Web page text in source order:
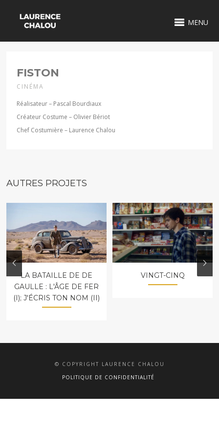
MENU
1 / 2
FISTON
CINÉMA
Réalisateur – Pascal Bourdiaux
Créateur Costume – Olivier Bériot
Chef Costumière – Laurence Chalou
AUTRES PROJETS
LA BATAILLE DE DE
GAULLE : L'ÂGE DE FER
(I); J'ÉCRIS TON NOM (II)
VINGT-CINQ
© COPYRIGHT LAURENCE CHALOU
POLITIQUE DE CONFIDENTIALITÉ